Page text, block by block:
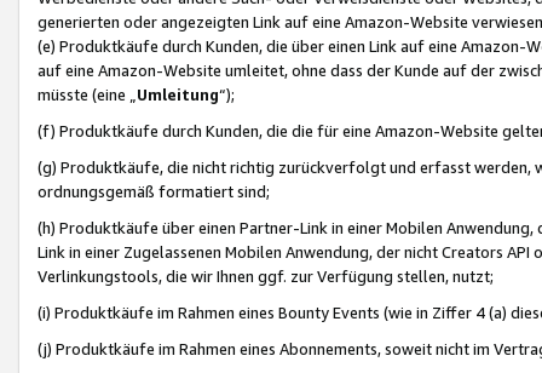
generierten oder angezeigten Link auf eine Amazon-Website
(e) Produktkäufe durch Kunden, die über einen Link auf eine
auf eine Amazon-Website umleitet, ohne dass der Kunde auf der
müsste (eine „ Umleitung“);
(f) Produktkäufe durch Kunden, die die für eine Amazon-Website
(g) Produktkäufe, die nicht richtig zurückverfolgt und erfasst werden,
ordnungsgemäß formatiert sind;
(h) Produktkäufe über einen Partner-Link in einer Mobilen
Link in einer Zugelassenen Mobilen Anwendung, der nicht Creators
Verlinkungstools, die wir Ihnen ggf. zur Verfügung stellen, nutzt;
(i) Produktkäufe im Rahmen eines Bounty Events (wie in Ziffer 4 (a)
(j) Produktkäufe im Rahmen eines Abonnements, soweit nicht im